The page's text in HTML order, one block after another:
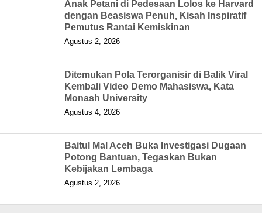
Anak Petani di Pedesaan Lolos ke Harvard
dengan Beasiswa Penuh, Kisah Inspiratif
Pemutus Rantai Kemiskinan
Agustus 2, 2026
Ditemukan Pola Terorganisir di Balik Viral
Kembali Video Demo Mahasiswa, Kata
Monash University
Agustus 4, 2026
Baitul Mal Aceh Buka Investigasi Dugaan
Potong Bantuan, Tegaskan Bukan
Kebijakan Lembaga
Agustus 2, 2026